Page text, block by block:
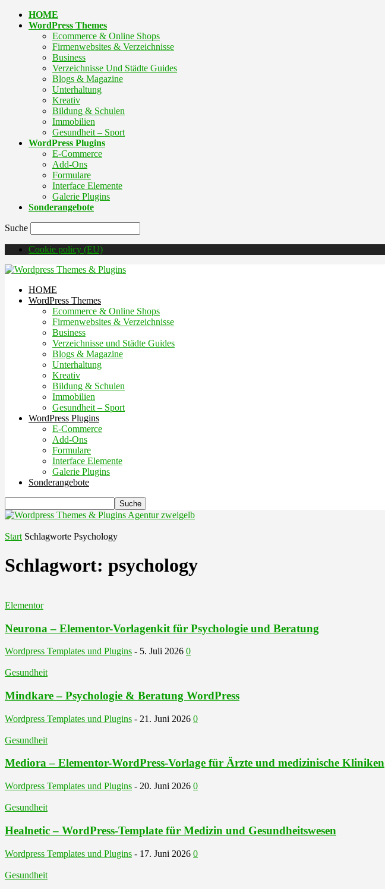
HOME
WordPress Themes
Ecommerce & Online Shops
Firmenwebsites & Verzeichnisse
Business
Verzeichnisse Und Städte Guides
Blogs & Magazine
Unterhaltung
Kreativ
Bildung & Schulen
Immobilien
Gesundheit – Sport
WordPress Plugins
E-Commerce
Add-Ons
Formulare
Interface Elemente
Galerie Plugins
Sonderangebote
Suche
Cookie policy (EU)
HOME
WordPress Themes
Ecommerce & Online Shops
Firmenwebsites & Verzeichnisse
Business
Verzeichnisse und Städte Guides
Blogs & Magazine
Unterhaltung
Kreativ
Bildung & Schulen
Immobilien
Gesundheit – Sport
WordPress Plugins
E-Commerce
Add-Ons
Formulare
Interface Elemente
Galerie Plugins
Sonderangebote
Agentur zweigelb
Start Schlagworte Psychology
Schlagwort: psychology
Elementor
Neurona – Elementor-Vorlagenkit für Psychologie und Beratung
Wordpress Templates und Plugins - 5. Juli 2026 0
Gesundheit
Mindkare – Psychologie & Beratung WordPress
Wordpress Templates und Plugins - 21. Juni 2026 0
Gesundheit
Mediora – Elementor-WordPress-Vorlage für Ärzte und medizinische Kliniken
Wordpress Templates und Plugins - 20. Juni 2026 0
Gesundheit
Healnetic – WordPress-Template für Medizin und Gesundheitswesen
Wordpress Templates und Plugins - 17. Juni 2026 0
Gesundheit